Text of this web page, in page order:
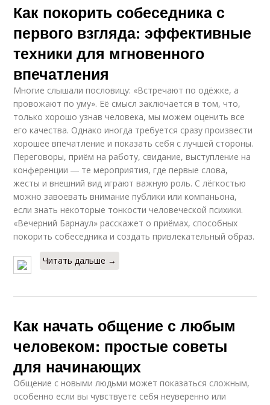
Как покорить собеседника с
первого взгляда: эффективные
техники для мгновенного
впечатления
Многие слышали пословицу: «Встречают по одёжке, а
провожают по уму». Её смысл заключается в том, что,
только хорошо узнав человека, мы можем оценить все
его качества. Однако иногда требуется сразу произвести
хорошее впечатление и показать себя с лучшей стороны.
Переговоры, приём на работу, свидание, выступление на
конференции ― те мероприятия, где первые слова,
жесты и внешний вид играют важную роль. С лёгкостью
можно завоевать внимание публики или компаньона,
если знать некоторые тонкости человеческой психики.
«Вечерний Барнаул» расскажет о приёмах, способных
покорить собеседника и создать привлекательный образ.
Читать дальше →
Как начать общение с любым
человеком: простые советы
для начинающих
Общение с новыми людьми может показаться сложным,
особенно если вы чувствуете себя неуверенно или